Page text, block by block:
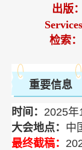
出版
检索
重要信息
时间： 2025年
大会地点： 中
最终截稿：